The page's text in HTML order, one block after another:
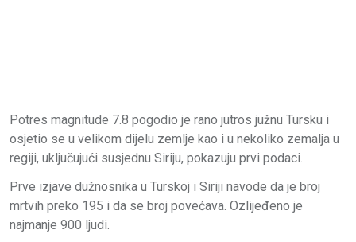
Potres magnitude 7.8 pogodio je rano jutros južnu Tursku i
osjetio se u velikom dijelu zemlje kao i u nekoliko zemalja u
regiji, uključujući susjednu Siriju, pokazuju prvi podaci.
Prve izjave dužnosnika u Turskoj i Siriji navode da je broj
mrtvih preko 195 i da se broj povećava. Ozlijeđeno je
najmanje 900 ljudi.